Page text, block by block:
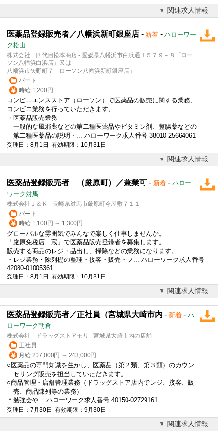
関連求人情報
医薬品登録販売者／八幡浜新町銀座店 - 新着 - ハローワー
ク松山
株式会社 四代目松本商店 - 愛媛県八幡浜市白浜通１５７９－８「ロー
ソン八幡浜白浜店」又は
八幡浜市矢野町７「ローソン八幡浜新町銀座店」
パート
時給 1,200円
コンビニエンスストア（ローソン）で医薬品の販売に関する業務、
コンビニ業務を行っていただきます。
・医薬品販売業務
一般的な風邪薬などの第二種医薬品やビタミン剤、整腸薬などの
第二種医薬品の説明・... ハローワーク求人番号 38010-25664061
受理日：8月1日 有効期限：10月31日
関連求人情報
医薬品登録販売者 （厳原町）／兼業可 - 新着 - ハロー
ワーク対馬
株式会社Ｊ＆Ｋ - 長崎県対馬市厳原町今屋敷７１１
パート
時給 1,100円 ～ 1,300円
グローバルな雰囲気でみんなで楽しく仕事しませんか。
「厳原免税店 蔵」で医薬品販売登録者を募集します。
販売する商品のレジ・品出し、掃除などの業務になります。
・レジ業務・陳列棚の整理・接客・販売・フ... ハローワーク求人番号
42080-01005361
受理日：8月1日 有効期限：10月31日
関連求人情報
医薬品登録販売者／正社員（宮城県大崎市内 - 新着 - ハ
ローワーク朝倉
株式会社 ドラッグストアモリ - 宮城県大崎市内の店舗
正社員
月給 207,000円 ～ 243,000円
○医薬品の専門知識を生かし、医薬品（第２類、第３類）のカウン
セリング販売を担当していただきます。
○商品管理・店舗管理業務（ドラッグストア店内でレジ、接客、販
売、商品陳列等の業務）
＊勉強会や... ハローワーク求人番号 40150-02729161
受理日：7月30日 有効期限：9月30日
関連求人情報